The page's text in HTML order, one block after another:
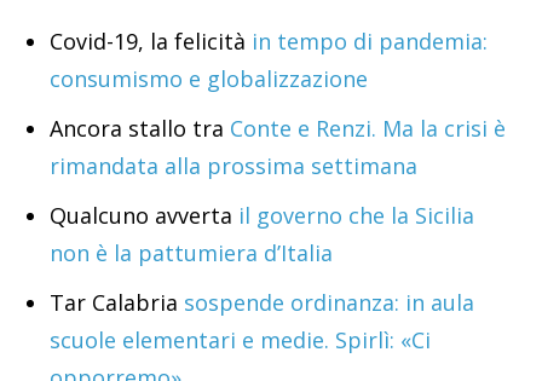
Covid-19, la felicità in tempo di pandemia:
consumismo e globalizzazione
Ancora stallo tra Conte e Renzi. Ma la crisi è
rimandata alla prossima settimana
Qualcuno avverta il governo che la Sicilia
non è la pattumiera d’Italia
Tar Calabria sospende ordinanza: in aula
scuole elementari e medie. Spirlì: «Ci